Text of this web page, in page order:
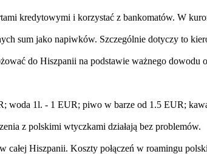
kredytowymi i korzystać z bankomatów. W
sum jako napiwków. Szczególnie dotyczy to
do Hiszpanii na podstawie ważnego dowodu
woda 1l. - 1 EUR; piwo w barze od 1.5 EUR;
z polskimi wtyczkami działają bez problemów.
całej Hiszpanii. Koszty połączeń w roamingu